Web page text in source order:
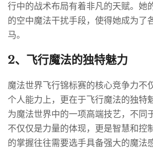
行中的战术布局有着非凡的天赋。她
的空中魔法干扰手段，使得她成为了
马。
2、飞行魔法的独特魅力
魔法世界飞行锦标赛的核心竞争力不
个人能力上，更在于飞行魔法的独特
为魔法世界中的一项高端技艺，不同
不仅仅是力量的体现，更是智慧和控
的掌握往往需要选手具备强大的魔法